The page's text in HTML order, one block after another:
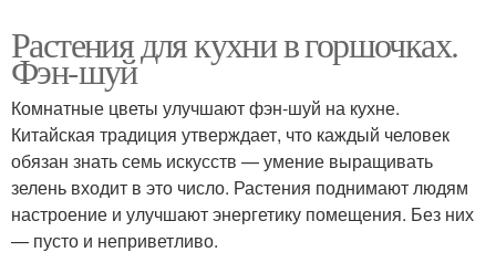
Растения для кухни в горшочках.
Фэн-шуй
Комнатные цветы улучшают фэн-шуй на кухне.
Китайская традиция утверждает, что каждый человек
обязан знать семь искусств — умение выращивать
зелень входит в это число. Растения поднимают людям
настроение и улучшают энергетику помещения. Без них
— пусто и неприветливо.